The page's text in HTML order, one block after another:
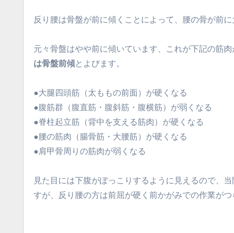
反り腰は骨盤が前に傾くことによって、腰の骨が前
元々骨盤はやや前に傾いています、これが下記の筋
は骨盤前傾とよびます。
●大腿四頭筋（太ももの前面）が硬くなる
●腹筋群（腹直筋・腹斜筋・腹横筋）が弱くなる
●脊柱起立筋（背中を支える筋肉）が硬くなる
●腰の筋肉（腸骨筋・大腰筋）が硬くなる
●肩甲骨周りの筋肉が弱くなる
見た目には下腹がぽっこりするように見えるので、
すが、反り腰の方は前屈が硬く前かがみでの作業がつ